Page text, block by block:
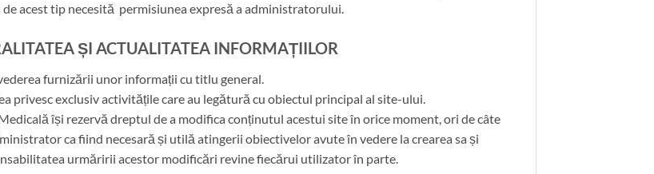
acest tip necesită permisiunea expresă a administratorului.
ȘI ACTUALITATEA INFORMAȚIILOR
furnizării unor informații cu titlu general.
privesc exclusiv activitățile care au legătură cu obiectul principal al site-ului.
își rezervă dreptul de a modifica conținutul acestui site în orice moment, ori de câte
ca fiind necesară și utilă atingerii obiectivelor avute în vedere la crearea sa și
urmăririi acestor modificări revine fiecărui utilizator în parte.